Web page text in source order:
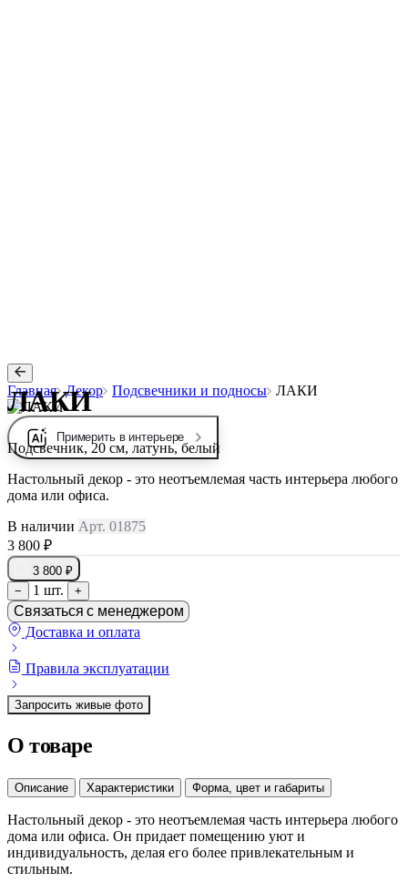
Главная Декор Подсвечники и подносы ЛАКИ
Примерить в интерьере
ЛАКИ
Подсвечник, 20 см, латунь, белый
Настольный декор - это неотъемлемая часть интерьера любого
дома или офиса.
В наличии Арт. 01875
3 800 ₽
3 800 ₽
−
1 шт. +
Связаться с менеджером
Доставка и оплата
Правила эксплуатации
Запросить живые фото
О товаре
Описание Характеристики Форма, цвет и габариты
Настольный декор - это неотъемлемая часть интерьера любого
дома или офиса. Он придает помещению уют и
индивидуальность, делая его более привлекательным и
стильным.